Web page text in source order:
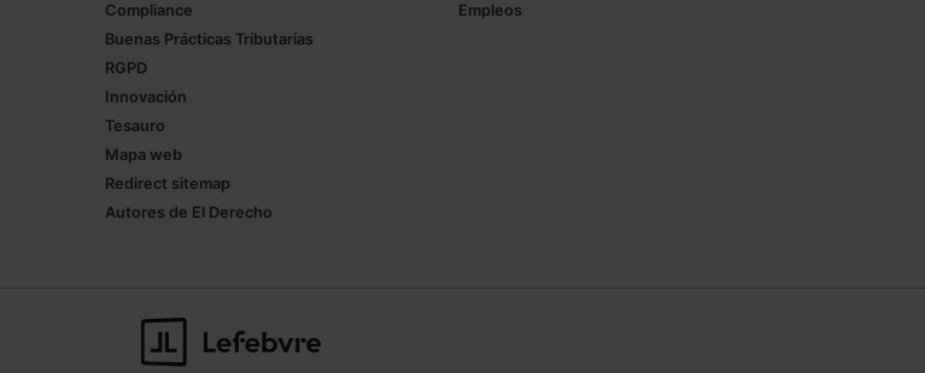
Compliance
Buenas Prácticas Tributarias
RGPD
Innovación
Tesauro
Mapa web
Redirect sitemap
Autores de El Derecho
Empleos